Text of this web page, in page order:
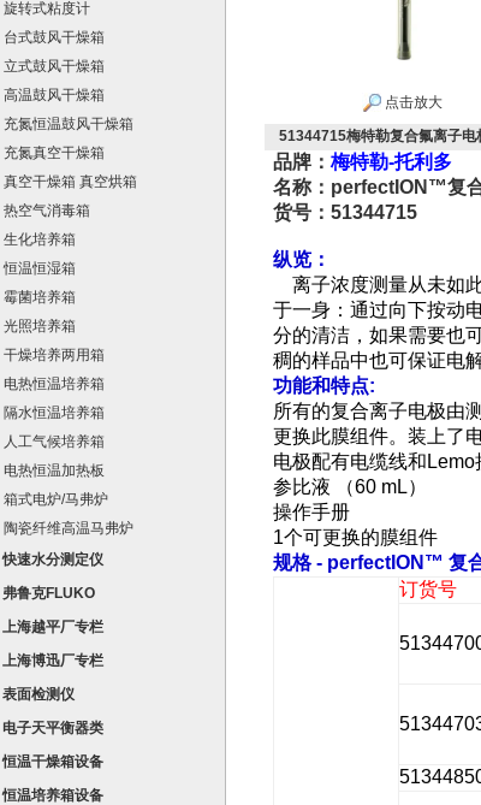
旋转式粘度计
台式鼓风干燥箱
立式鼓风干燥箱
高温鼓风干燥箱
充氮恒温鼓风干燥箱
充氮真空干燥箱
真空干燥箱 真空烘箱
热空气消毒箱
生化培养箱
恒温恒湿箱
霉菌培养箱
光照培养箱
干燥培养两用箱
电热恒温培养箱
隔水恒温培养箱
人工气候培养箱
电热恒温加热板
箱式电炉/马弗炉
陶瓷纤维高温马弗炉
快速水分测定仪
弗鲁克FLUKO
上海越平厂专栏
上海博迅厂专栏
表面检测仪
电子天平衡器类
恒温干燥箱设备
恒温培养箱设备
点击放大
51344715梅特勒复合氟离子电
品牌： 梅特勒-托利多
名称：perfectION™复
货号：51344715
纵览：
离子浓度测量从未如
于一身：通过向下按动
分的清洁，如果需要也
稠的样品中也可保证电
功能和特点:
所有的复合离子电极由
更换此膜组件。装上了
电极配有电缆线和 Lemo
参比液 （60 mL）
操作手册
1个可更换的膜组件
规格- perfectION™ 复
订货号